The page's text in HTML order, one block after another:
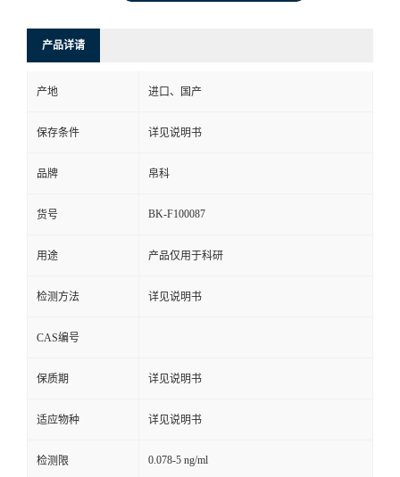
产品详请
产地 进口、国产
保存条件 详见说明书
品牌 帛科
货号 BK-F100087
用途 产品仅用于科研
检测方法 详见说明书
CAS编号
保质期 详见说明书
适应物种 详见说明书
检测限 0.078-5 ng/ml